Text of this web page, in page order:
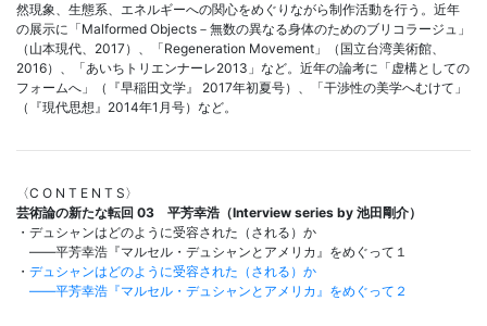
然現象、生態系、エネルギーへの関心をめぐりながら制作活動を行う。近年
の展示に「Malformed Objects－無数の異なる身体のためのブリコラージュ」
（山本現代、2017）、「Regeneration Movement」（国立台湾美術館、
2016）、「あいちトリエンナーレ2013」など。近年の論考に「虚構としての
フォームへ」（『早稲田文学』 2017年初夏号）、「干渉性の美学へむけて」
（『現代思想』2014年1月号）など。
〈C O N T E N T S〉
芸術論の新たな転回 03 平芳幸浩（Interview series by 池田剛介）
・デュシャンはどのように受容された（される）か
――平芳幸浩『マルセル・デュシャンとアメリカ』をめぐって１
・ デュシャンはどのように受容された（される）か
――平芳幸浩『マルセル・デュシャンとアメリカ』をめぐって２